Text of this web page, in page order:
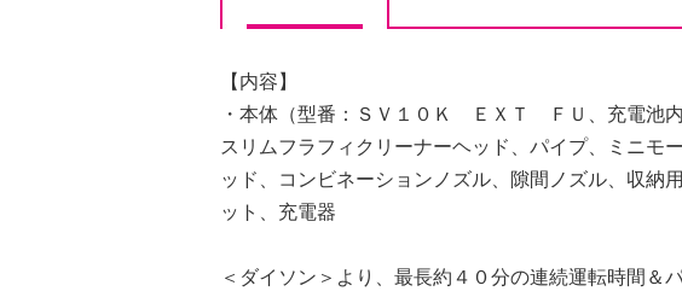
【内容】
・本体（型番：ＳＶ１０Ｋ ＥＸＴ ＦＵ、充電池内
スリムフラフィクリーナーヘッド、パイプ、ミニモ
ッド、コンビネーションノズル、隙間ノズル、収納
ット、充電器
＜ダイソン＞より、最長約４０分の連続運転時間＆